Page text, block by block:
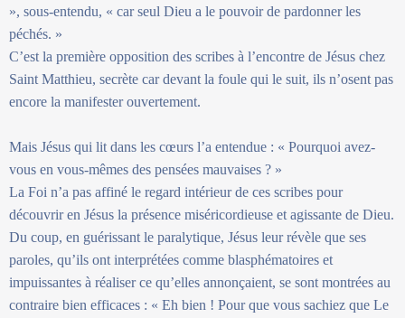
», sous-entendu, « car seul Dieu a le pouvoir de pardonner les
péchés. »
C’est la première opposition des scribes à l’encontre de Jésus chez
Saint Matthieu, secrète car devant la foule qui le suit, ils n’osent pas
encore la manifester ouvertement.
Mais Jésus qui lit dans les cœurs l’a entendue : « Pourquoi avez-
vous en vous-mêmes des pensées mauvaises ? »
La Foi n’a pas affiné le regard intérieur de ces scribes pour
découvrir en Jésus la présence miséricordieuse et agissante de Dieu.
Du coup, en guérissant le paralytique, Jésus leur révèle que ses
paroles, qu’ils ont interprétées comme blasphématoires et
impuissantes à réaliser ce qu’elles annonçaient, se sont montrées au
contraire bien efficaces : « Eh bien ! Pour que vous sachiez que Le